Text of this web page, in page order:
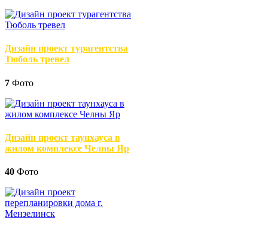
Дизайн проект турагентства
Тюболь тревел
7 Фото
Дизайн проект таунхауса в
жилом комплексе Челны Яр
40 Фото